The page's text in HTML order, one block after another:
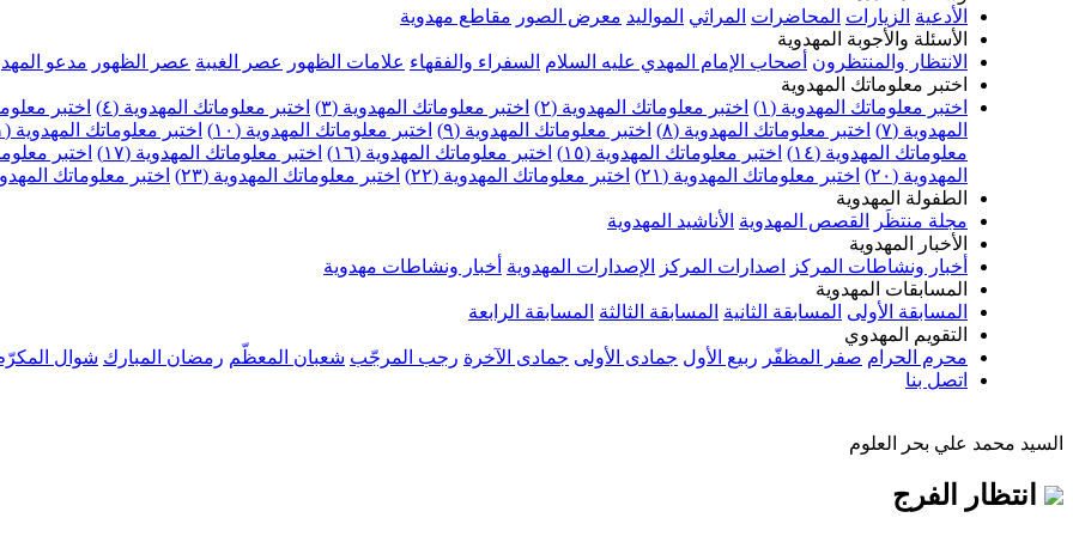
الأدعية الزيارات المحاضرات المراثي المواليد معرض الصور مقاطع مهدوية
الأسئلة والأجوبة المهدوية
الانتظار والمنتظرون أصحاب الإمام المهدي عليه السلام السفراء والفقهاء علامات الظهور عصر الغيبة عصر الظهور مدعو
اختبر معلوماتك المهدوية
اختبر معلوماتك المهدوية (١)
اختبر معلوماتك المهدوية (٢) اختبر معلوماتك المهدوية (٣) اختبر معلوماتك المهدوية (٤)
اختبر
المهدوية (٧)
اختبر معلوماتك المهدوية (٨) اختبر معلوماتك المهدوية (٩) اختبر معلوماتك المهدوية (١٠)
اختبر معلوماتك المهدوية (١١)
معلوماتك المهدوية (١٤)
اختبر معلوماتك المهدوية (١٥) اختبر معلوماتك المهدوية (١٦) اختبر معلوماتك المهدوية (١٧)
اختبر
المهدوية (٢٠)
اختبر معلوماتك المهدوية (٢١) اختبر معلوماتك المهدوية (٢٢) اختبر معلوماتك المهدوية (٢٣)
اختبر معلوماتك
الطفولة المهدوية
مجلة منتظَر
القصص المهدوية الأناشيد المهدوية
الأخبار المهدوية
أخبار ونشاطات المركز
اصدارات المركز الإصدارات المهدوية أخبار ونشاطات مهدوية
المسابقات المهدوية
المسابقة الأولى المسابقة الثانية المسابقة الثالثة المسابقة الرابعة
التقويم المهدوي
محرم الحرام صفر المظفّر ربيع الأول جمادى الأولى جمادى الآخرة رجب المرجّب شعبان المعظّم رمضان المبارك شوال
اتصل بنا
السيد محمد علي بحر العلوم
انتظار الفرج